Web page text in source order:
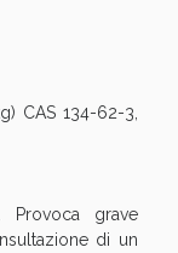
CAS 134-62-3,
Provoca grave
di un